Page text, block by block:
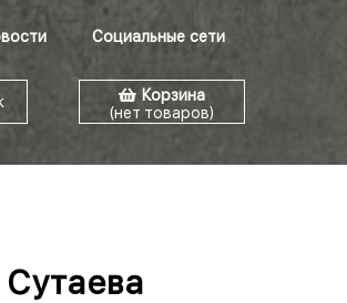
Социальные сети
Корзина
(нет товаров)